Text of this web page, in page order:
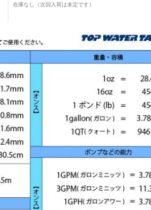
在庫なし（次回入荷は未定です）